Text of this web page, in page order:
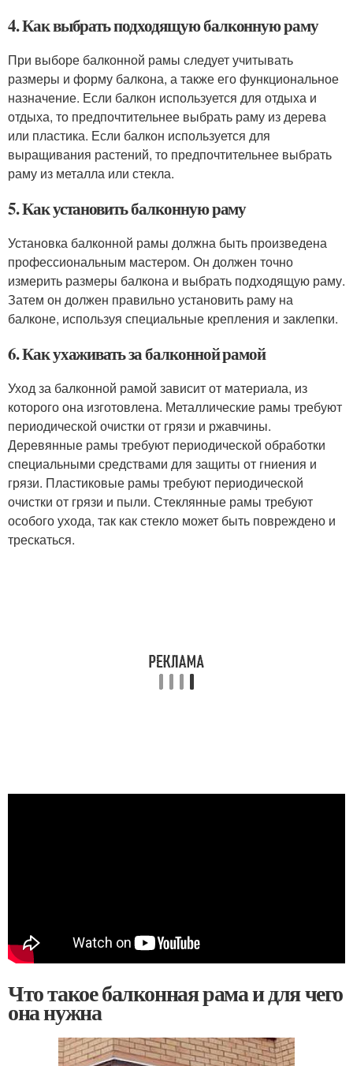
4. Как выбрать подходящую балконную раму
При выборе балконной рамы следует учитывать
размеры и форму балкона, а также его функциональное
назначение. Если балкон используется для отдыха и
отдыха, то предпочтительнее выбрать раму из дерева
или пластика. Если балкон используется для
выращивания растений, то предпочтительнее выбрать
раму из металла или стекла.
5. Как установить балконную раму
Установка балконной рамы должна быть произведена
профессиональным мастером. Он должен точно
измерить размеры балкона и выбрать подходящую раму.
Затем он должен правильно установить раму на
балконе, используя специальные крепления и заклепки.
6. Как ухаживать за балконной рамой
Уход за балконной рамой зависит от материала, из
которого она изготовлена. Металлические рамы требуют
периодической очистки от грязи и ржавчины.
Деревянные рамы требуют периодической обработки
специальными средствами для защиты от гниения и
грязи. Пластиковые рамы требуют периодической
очистки от грязи и пыли. Стеклянные рамы требуют
особого ухода, так как стекло может быть повреждено и
трескаться.
Что такое балконная рама и для чего
она нужна